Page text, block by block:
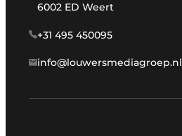
6002 ED Weert
+31 495 450095
info@louwersmediagroep.nl